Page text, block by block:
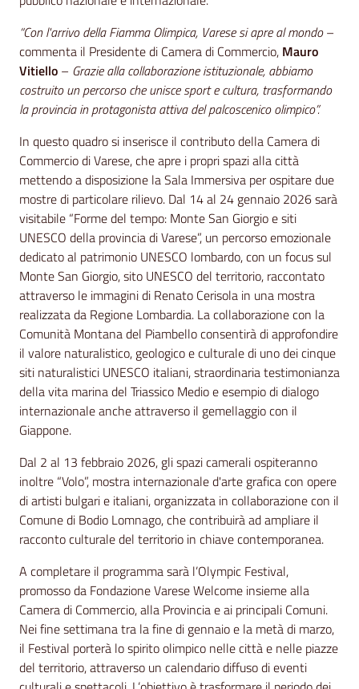
“Con l'arrivo della Fiamma Olimpica, Varese si apre al mondo–
commenta il Presidente di Camera di Commercio, Mauro
Vitiello – Grazie alla collaborazione istituzionale, abbiamo
costruito un percorso che unisce sport e cultura, trasformando
la provincia in protagonista attiva del palcoscenico olimpico”.
In questo quadro si inserisce il contributo della Camera di
Commercio di Varese, che apre i propri spazi alla città
mettendo a disposizione la Sala Immersiva per ospitare due
mostre di particolare rilievo. Dal 14 al 24 gennaio 2026 sarà
visitabile “Forme del tempo: Monte San Giorgio e siti
UNESCO della provincia di Varese”, un percorso emozionale
dedicato al patrimonio UNESCO lombardo, con un focus sul
Monte San Giorgio, sito UNESCO del territorio, raccontato
attraverso le immagini di Renato Cerisola in una mostra
realizzata da Regione Lombardia. La collaborazione con la
Comunità Montana del Piambello consentirà di approfondire
il valore naturalistico, geologico e culturale di uno dei cinque
siti naturalistici UNESCO italiani, straordinaria testimonianza
della vita marina del Triassico Medio e esempio di dialogo
internazionale anche attraverso il gemellaggio con il
Giappone.
Dal 2 al 13 febbraio 2026, gli spazi camerali ospiteranno
inoltre “Volo”, mostra internazionale d'arte grafica con opere
di artisti bulgari e italiani, organizzata in collaborazione con il
Comune di Bodio Lomnago, che contribuirà ad ampliare il
racconto culturale del territorio in chiave contemporanea.
A completare il programma sarà l’Olympic Festival,
promosso da Fondazione Varese Welcome insieme alla
Camera di Commercio, alla Provincia e ai principali Comuni.
Nei fine settimana tra la fine di gennaio e la metà di marzo,
il Festival porterà lo spirito olimpico nelle città e nelle piazze
del territorio, attraverso un calendario diffuso di eventi